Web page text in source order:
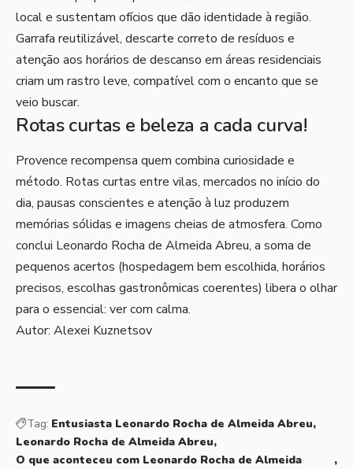
local e sustentam ofícios que dão identidade à região.
Garrafa reutilizável, descarte correto de resíduos e
atenção aos horários de descanso em áreas residenciais
criam um rastro leve, compatível com o encanto que se
veio buscar.
Rotas curtas e beleza a cada curva!
Provence recompensa quem combina curiosidade e
método. Rotas curtas entre vilas, mercados no início do
dia, pausas conscientes e atenção à luz produzem
memórias sólidas e imagens cheias de atmosfera. Como
conclui Leonardo Rocha de Almeida Abreu, a soma de
pequenos acertos (hospedagem bem escolhida, horários
precisos, escolhas gastronômicas coerentes) libera o olhar
para o essencial: ver com calma.
Autor: Alexei Kuznetsov
Tag: Entusiasta Leonardo Rocha de Almeida Abreu
Leonardo Rocha de Almeida Abreu
O que aconteceu com Leonardo Rocha de Almeida